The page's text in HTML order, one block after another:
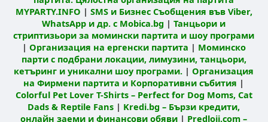
MYPARTY.INFO | SMS и Бизнес Съобщения във Viber,
WhatsApp и др. с Mobica.bg |Танцьори и
стриптизьори за момински партита и шоу програми
| Организация на ергенски партита | Моминско
парти с подбрани локации, лимузини, танцьори,
кетъринг и уникални шоу програми. |Организация
на Фирмени партита и Корпоративни събития |
Colorful Pet Lover T-Shirts – Perfect for Dog Moms, Cat
Dads & Reptile Fans | Kredi.bg – Бързи кредити,
онлайн заеми и финансови обяви | Predloji.com –